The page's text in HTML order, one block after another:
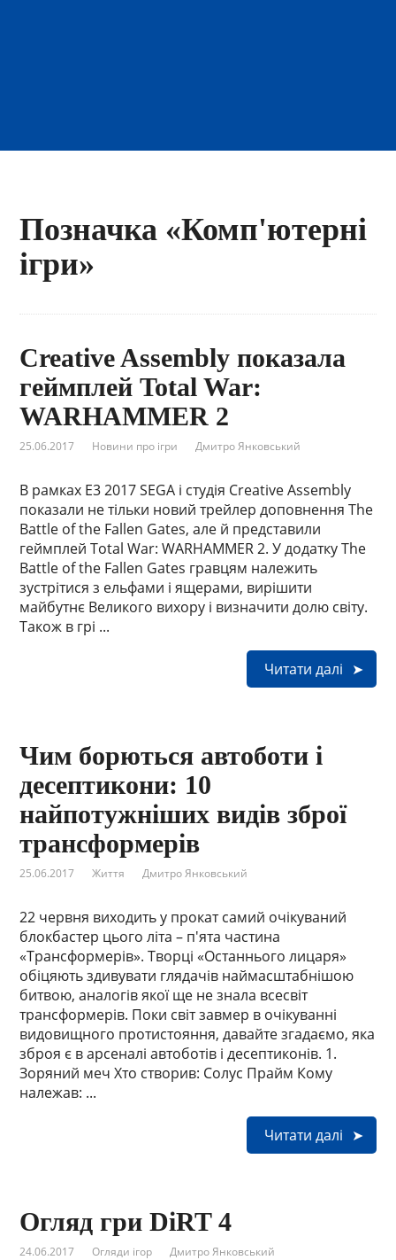
Позначка «Комп'ютерні
ігри»
Creative Assembly показала
геймплей Total War:
WARHAMMER 2
25.06.2017 Новини про ігри Дмитро Янковський
В рамках E3 2017 SEGA і студія Creative Assembly
показали не тільки новий трейлер доповнення The
Battle of the Fallen Gates, але й представили
геймплей Total War: WARHAMMER 2. У додатку The
Battle of the Fallen Gates гравцям належить
зустрітися з ельфами і ящерами, вирішити
майбутнє Великого вихору і визначити долю світу.
Також в грі ...
Читати далі
Чим борються автоботи і
десептикони: 10
найпотужніших видів зброї
трансформерів
25.06.2017 Життя Дмитро Янковський
22 червня виходить у прокат самий очікуваний
блокбастер цього літа – п'ята частина
«Трансформерів». Творці «Останнього лицаря»
обіцяють здивувати глядачів наймасштабнішою
битвою, аналогів якої ще не знала всесвіт
трансформерів. Поки світ завмер в очікуванні
видовищного протистояння, давайте згадаємо, яка
зброя є в арсеналі автоботів і десептиконів. 1.
Зоряний меч Хто створив: Солус Прайм Кому
належав: ...
Читати далі
Огляд гри DiRT 4
24.06.2017 Огляди ігор Дмитро Янковський